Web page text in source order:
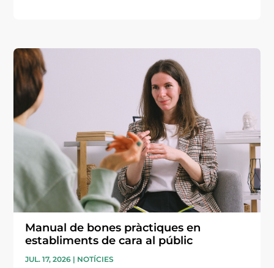
Manual de bones pràctiques en
establiments de cara al públic
JUL. 17, 2026 | NOTÍCIES